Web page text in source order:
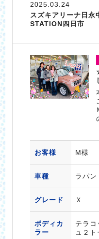
2025.03.24
スズキアリーナ日永
STATION四日市
お客様 M様
車種 ラパン
グレード Ｘ
ボディカ
ラー
テラコ
ュ２ト